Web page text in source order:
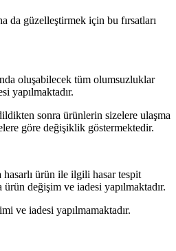
da güzelleştirmek için bu fırsatları
oluşabilecek tüm olumsuzluklar
yapılmaktadır.
sonra ürünlerin sizelere ulaşma
göre değişiklik göstermektedir.
ürün ile ilgili hasar tespit
ürün değişim ve iadesi yapılmaktadır.
ve iadesi yapılmamaktadır.